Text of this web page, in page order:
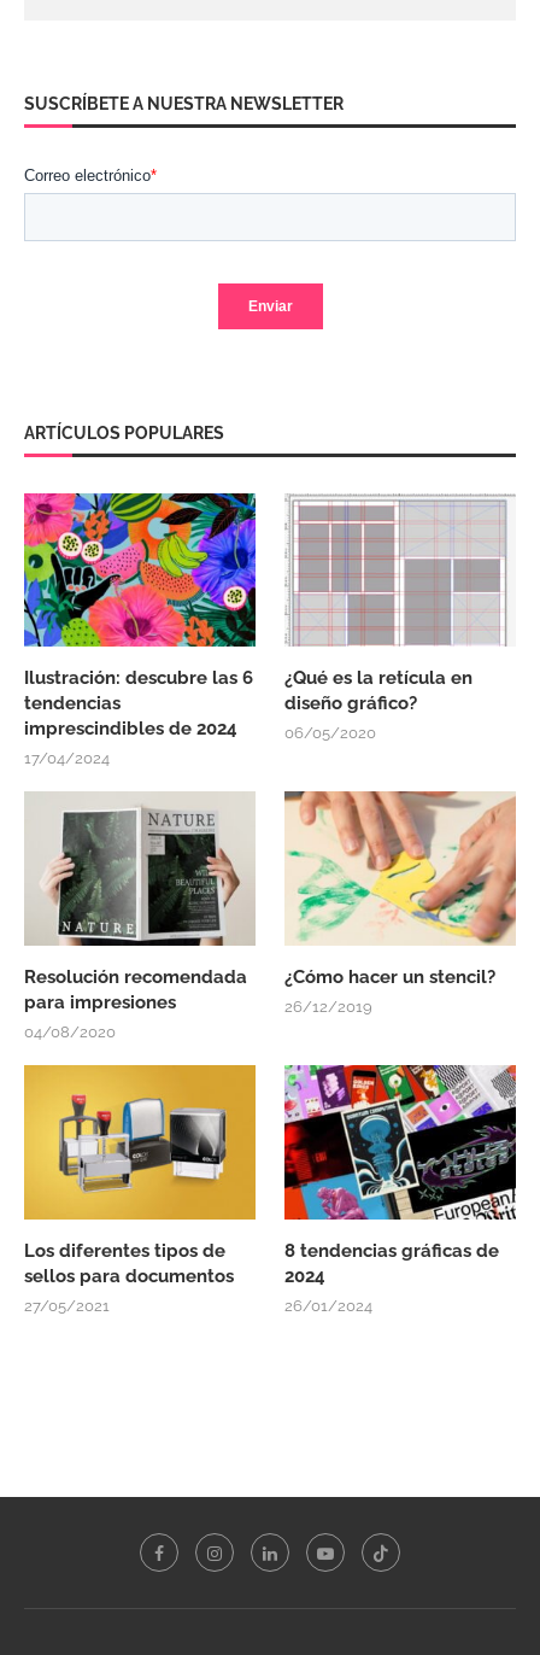
SUSCRÍBETE A NUESTRA NEWSLETTER
ARTÍCULOS POPULARES
Ilustración: descubre las 6
tendencias
imprescindibles de 2024
17/04/2024
¿Qué es la retícula en
diseño gráfico?
06/05/2020
Resolución recomendada
para impresiones
04/08/2020
¿Cómo hacer un stencil?
26/12/2019
Los diferentes tipos de
sellos para documentos
27/05/2021
8 tendencias gráficas de
2024
26/01/2024